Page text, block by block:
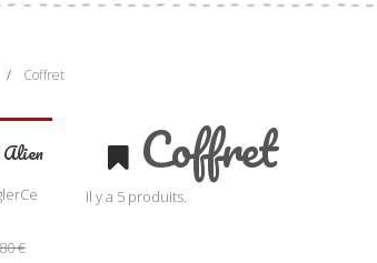
Coffret
€
Coffret
Il y a 5 produits.